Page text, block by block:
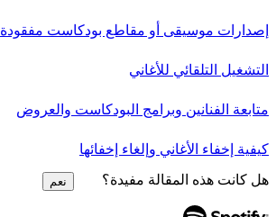
إصدارات موسيقى أو مقاطع بودكاست مفقودة
التشغيل التلقائي للأغاني
متابعة الفنانين وبرامج البودكاست والعروض
كيفية إخفاء الأغاني وإلغاء إخفائها
هل كانت هذه المقالة مفيدة؟ نعم